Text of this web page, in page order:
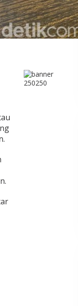
Tondano, Ada
yang Bikin Turis